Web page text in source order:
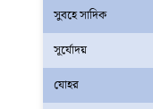
সুবহে সাদিক
সূর্যোদয়
যোহর